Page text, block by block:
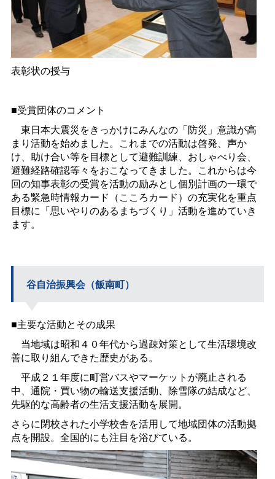
表彰状の授与
■受賞団体のコメント
東日本大震災をきっかけにみんなの「防災」意識が高
まり活動を始めました。これまでの活動は啓発、声か
け、助け合い等を目標として避難訓練、おしゃべり会、
避難経路確認等々をおこなってきました。これからは今
回の知事表彰の受賞を活動の励みとし個別計画の一環で
ある緊急時情報カード（こころカード）の充実化を重点
目標に「思いやりのあるまちづくり」活動を進めていき
ます。
谷自治振興会（飯南町）
■主要な活動とその成果
当地域は昭和４０年代から過疎対策として生活環境改
善に取り組んできた歴史がある。
平成２１年度に町営バスやマーケットが廃止される
中、通院・買い物の輸送支援活動、除雪隊の結成など、
先駆的な高齢者の生活支援活動を展開。
さらに閉校された小学校舎を活用して地域団体の活動拠
点を開設。全国的にも注目を浴びている。